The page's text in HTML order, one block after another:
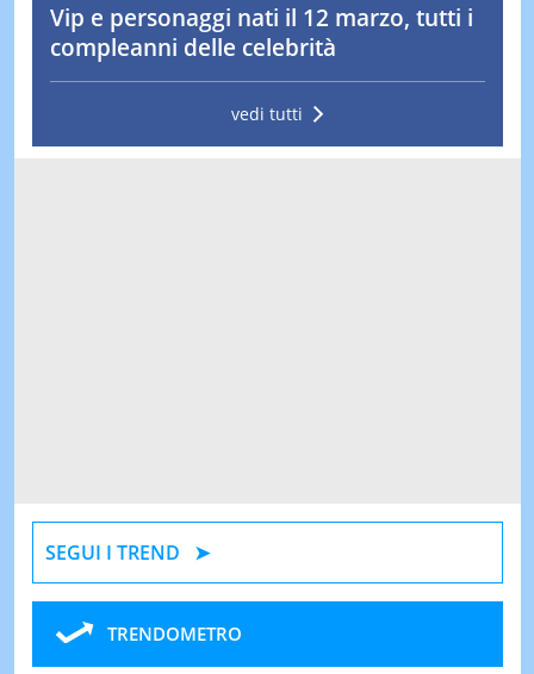
Vip e personaggi nati il 12 marzo, tutti i
compleanni delle celebrità
vedi tutti
SEGUI I TREND
TRENDOMETRO